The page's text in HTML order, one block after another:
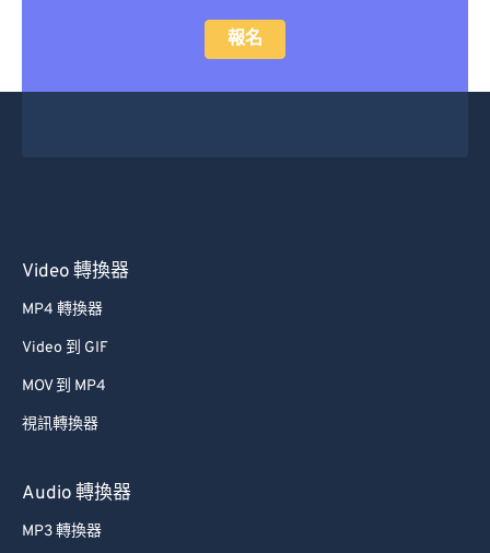
報名
Video 轉換器
MP4 轉換器
Video 到 GIF
MOV 到 MP4
視訊轉換器
Audio 轉換器
MP3 轉換器